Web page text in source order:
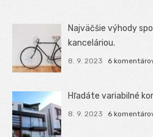
Najväčšie výhody
kanceláriou.
8. 9. 2023 6
Hľadáte variabilné
8. 9. 2023 6